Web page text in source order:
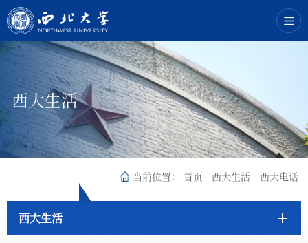
西大生活
当前位置： 首页 - 西大生活 - 西大电话
西大生活